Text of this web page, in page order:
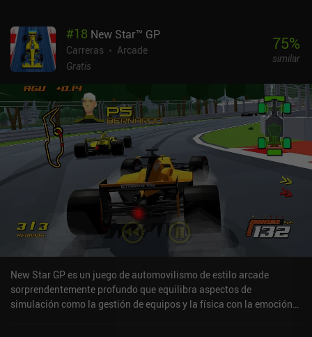
#18 New Star™ GP
Carreras
Arcade
Gratis
75%
similar
New Star GP es un juego de automovilismo de estilo arcade
sorprendentemente profundo que equilibra aspectos de
simulación como la gestión de equipos y la física con la emoción